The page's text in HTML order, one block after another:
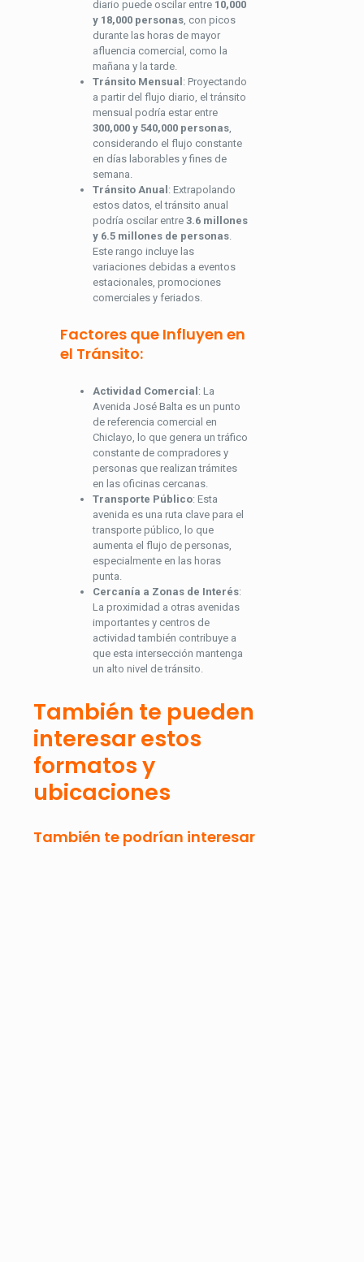
diario puede oscilar entre 10,000
y 18,000 personas , con picos
durante las horas de mayor
afluencia comercial, como la
mañana y la tarde.
Tránsito Mensual : Proyectando
a partir del flujo diario, el tránsito
mensual podría estar entre
300,000 y 540,000 personas
considerando el flujo constante
en días laborables y fines de
semana.
Tránsito Anual : Extrapolando
estos datos, el tránsito anual
podría oscilar entre 3.6 millones
y 6.5 millones de personas
Este rango incluye las
variaciones debidas a eventos
estacionales, promociones
comerciales y feriados.
Factores que Influyen en
el Tránsito:
Actividad Comercial : La
Avenida José Balta es un punto
de referencia comercial en
Chiclayo, lo que genera un tráfico
constante de compradores y
personas que realizan trámites
en las oficinas cercanas.
Transporte Público: Esta
avenida es una ruta clave para el
transporte público, lo que
aumenta el flujo de personas,
especialmente en las horas
punta.
Cercanía a Zonas de Interés:
La proximidad a otras avenidas
importantes y centros de
actividad también contribuye a
que esta intersección mantenga
un alto nivel de tránsito.
También te pueden
interesar estos
formatos y
ubicaciones
También te podrían interesar